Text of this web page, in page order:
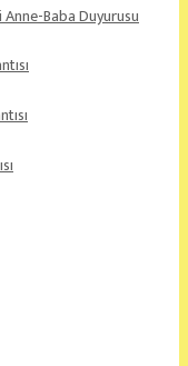
Anne-Baba Duyurusu